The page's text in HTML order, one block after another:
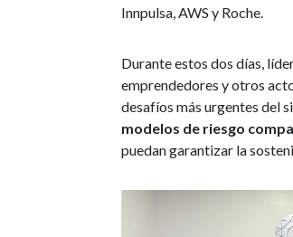
Innpulsa, AWS y Roche.
Durante estos dos días,
emprendedores y otros
desafíos más urgentes del
modelos de riesgo
puedan garantizar la